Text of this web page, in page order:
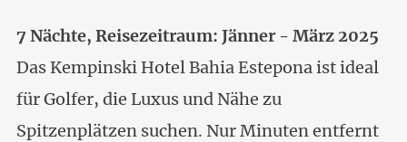
7 Nächte, Reisezeitraum: Jänner - März 2025
Das Kempinski Hotel Bahia Estepona ist ideal
für Golfer, die Luxus und Nähe zu
Spitzenplätzen suchen. Nur Minuten entfernt